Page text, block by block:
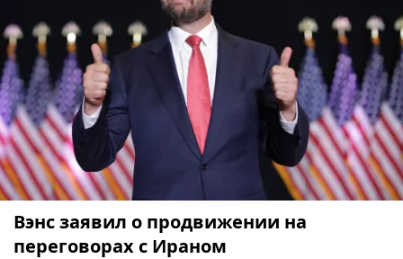
Вэнс заявил о продвижении на
переговорах с Ираном